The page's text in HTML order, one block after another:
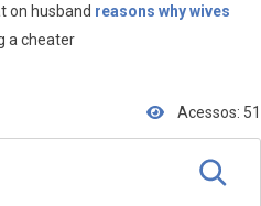
on husband reasons why wives
a cheater
Acessos: 51